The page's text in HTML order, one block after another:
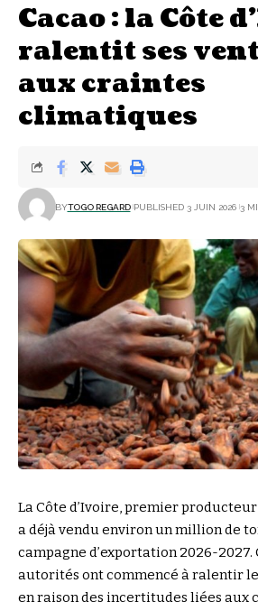
Cacao : la Côte
ralentit ses
aux craintes
climatiques
BYTOGO REGARD PUBLISHED 3 JUIN 2026 3
La Côte d’Ivoire, premier
a déjà vendu environ un million de
campagne d’exportation 2026-2027.
autorités ont commencé à ralentir
en raison des incertitudes liées aux